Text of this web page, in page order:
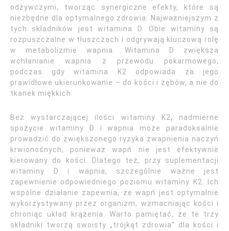
odżywczymi, tworząc synergiczne efekty, które są
niezbędne dla optymalnego zdrowia. Najważniejszym z
tych składników jest witamina D. Obie witaminy są
rozpuszczalne w tłuszczach i odgrywają kluczową rolę
w metabolizmie wapnia. Witamina D zwiększa
wchłanianie wapnia z przewodu pokarmowego,
podczas gdy witamina K2 odpowiada za jego
prawidłowe ukierunkowanie – do kości i zębów, a nie do
tkanek miękkich.
Bez wystarczającej ilości witaminy K2, nadmierne
spożycie witaminy D i wapnia może paradoksalnie
prowadzić do zwiększonego ryzyka zwapnienia naczyń
krwionośnych, ponieważ wapń nie jest efektywnie
kierowany do kości. Dlatego też, przy suplementacji
witaminy D i wapnia, szczególnie ważne jest
zapewnienie odpowiedniego poziomu witaminy K2. Ich
wspólne działanie zapewnia, że wapń jest optymalnie
wykorzystywany przez organizm, wzmacniając kości i
chroniąc układ krążenia. Warto pamiętać, że te trzy
składniki tworzą swoisty „trójkąt zdrowia” dla kości i